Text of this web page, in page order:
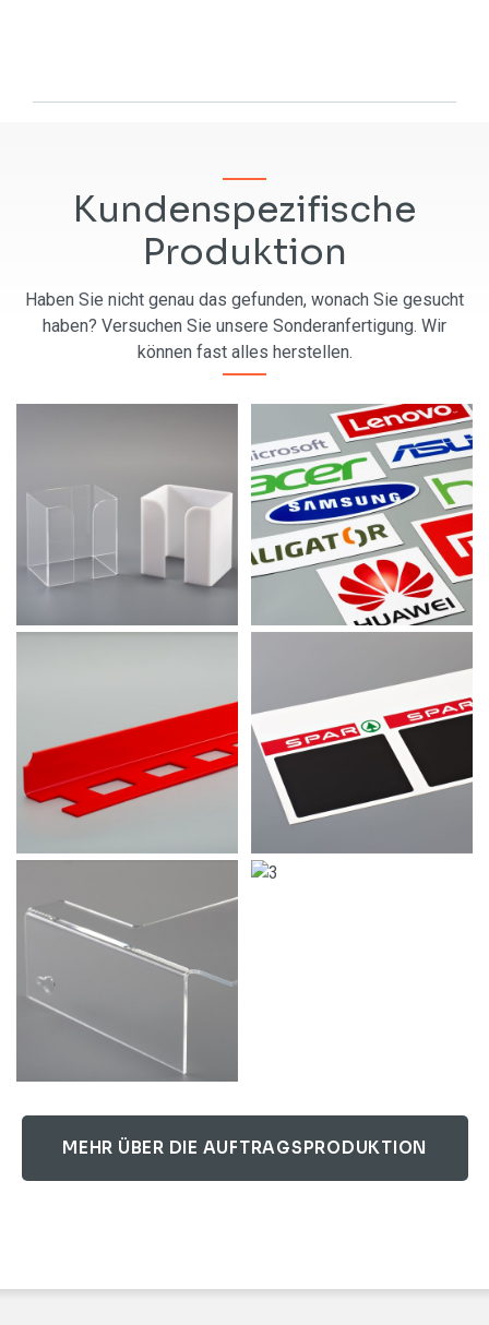
Kundenspezifische
Produktion
Haben Sie nicht genau das gefunden, wonach Sie gesucht
haben? Versuchen Sie unsere Sonderanfertigung. Wir
können fast alles herstellen.
MEHR ÜBER DIE AUFTRAGSPRODUKTION